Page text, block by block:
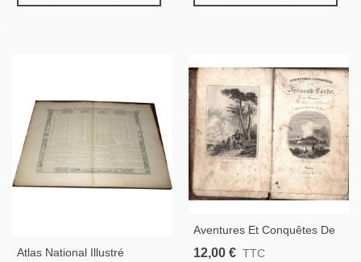
Atlas National Illustré
Aventures Et Conquêtes De
Fernand Cortez Au Mexique,
12,00 € TTC